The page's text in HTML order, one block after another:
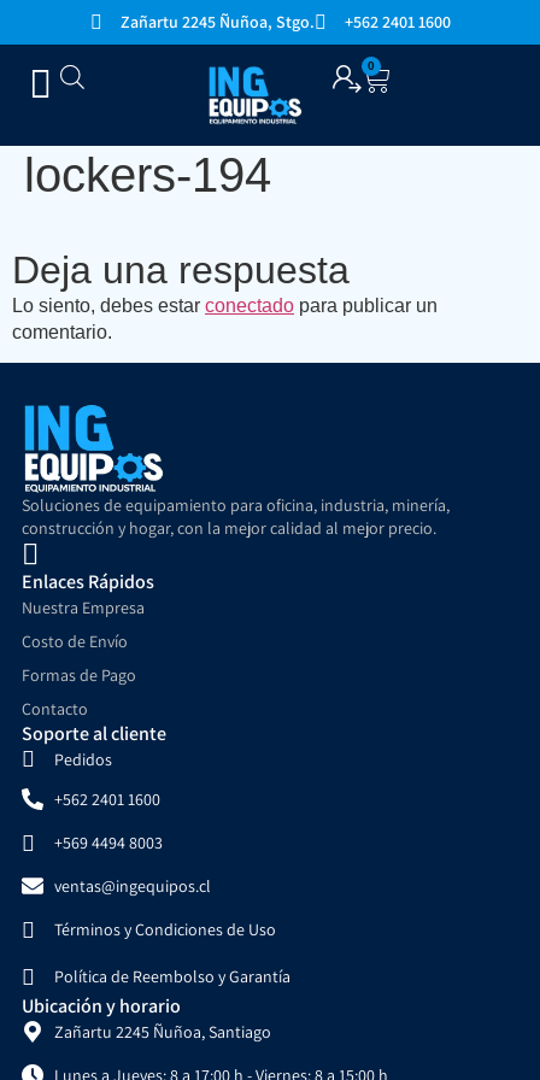
Zañartu 2245 Ñuñoa, Stgo. +562 2401 1600
0
lockers-194
Deja una respuesta
Lo siento, debes estar conectado para publicar un
comentario.
Soluciones de equipamiento para oficina, industria, minería,
construcción y hogar, con la mejor calidad al mejor precio.
Enlaces Rápidos
Nuestra Empresa
Costo de Envío
Formas de Pago
Contacto
Soporte al cliente
Pedidos
+562 2401 1600
+569 4494 8003
ventas@ingequipos.cl
Términos y Condiciones de Uso
Política de Reembolso y Garantía
Ubicación y horario
Zañartu 2245 Ñuñoa, Santiago
Lunes a Jueves: 8 a 17:00 h - Viernes: 8 a 15:00 h